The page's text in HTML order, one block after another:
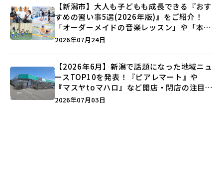
【新潟市】大人も子どもも成長できる『おす
すめの習い事5選(2026年版)』をご紹介！
「オーダーメイドの音楽レッスン」や「本格
キックボクシング」で新しい自分を見つけよ
2026年07月24日
【2026年6月】新潟で話題になった地域ニュ
ースTOP10を発表！『ピアレマート』や
『マスヤtoマハロ』など開店・閉店の注目記
事をランキングでご紹介♪
2026年07月03日